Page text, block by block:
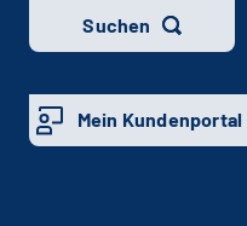
Suchen
Mein Kundenportal